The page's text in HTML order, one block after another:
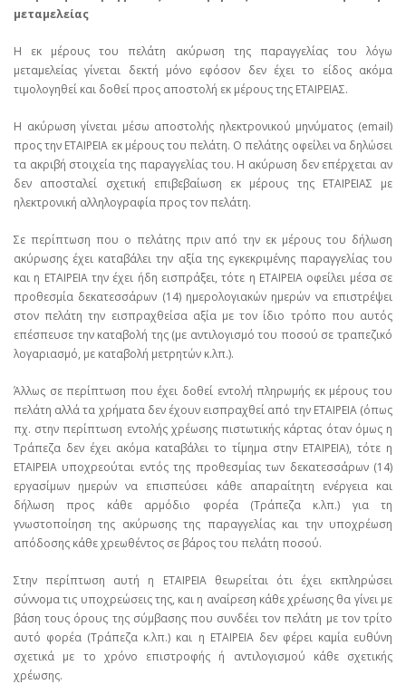
μεταμελείας
Η εκ μέρους του πελάτη ακύρωση της παραγγελίας του λόγω
μεταμελείας γίνεται δεκτή μόνο εφόσον δεν έχει το είδος ακόμα
τιμολογηθεί και δοθεί προς αποστολή εκ μέρους της ΕΤΑΙΡΕΙΑΣ.
Η ακύρωση γίνεται μέσω αποστολής ηλεκτρονικού μηνύματος (email)
προς την ΕΤΑΙΡΕΙΑ εκ μέρους του πελάτη. Ο πελάτης οφείλει να δηλώσει
τα ακριβή στοιχεία της παραγγελίας του. Η ακύρωση δεν επέρχεται αν
δεν αποσταλεί σχετική επιβεβαίωση εκ μέρους της ΕΤΑΙΡΕΙΑΣ με
ηλεκτρονική αλληλογραφία προς τον πελάτη.
Σε περίπτωση που ο πελάτης πριν από την εκ μέρους του δήλωση
ακύρωσης έχει καταβάλει την αξία της εγκεκριμένης παραγγελίας του
και η ΕΤΑΙΡΕΙΑ την έχει ήδη εισπράξει, τότε η ΕΤΑΙΡΕΙΑ οφείλει μέσα σε
προθεσμία δεκατεσσάρων (14) ημερολογιακών ημερών να επιστρέψει
στον πελάτη την εισπραχθείσα αξία με τον ίδιο τρόπο που αυτός
επέσπευσε την καταβολή της (με αντιλογισμό του ποσού σε τραπεζικό
λογαριασμό, με καταβολή μετρητών κ.λπ.).
Άλλως σε περίπτωση που έχει δοθεί εντολή πληρωμής εκ μέρους του
πελάτη αλλά τα χρήματα δεν έχουν εισπραχθεί από την ΕΤΑΙΡΕΙΑ (όπως
πχ. στην περίπτωση εντολής χρέωσης πιστωτικής κάρτας όταν όμως η
Τράπεζα δεν έχει ακόμα καταβάλει το τίμημα στην ΕΤΑΙΡΕΙΑ), τότε η
ΕΤΑΙΡΕΙΑ υποχρεούται εντός της προθεσμίας των δεκατεσσάρων (14)
εργασίμων ημερών να επισπεύσει κάθε απαραίτητη ενέργεια και
δήλωση προς κάθε αρμόδιο φορέα (Τράπεζα κ.λπ.) για τη
γνωστοποίηση της ακύρωσης της παραγγελίας και την υποχρέωση
απόδοσης κάθε χρεωθέντος σε βάρος του πελάτη ποσού.
Στην περίπτωση αυτή η ΕΤΑΙΡΕΙΑ θεωρείται ότι έχει εκπληρώσει
σύννομα τις υποχρεώσεις της, και η αναίρεση κάθε χρέωσης θα γίνει με
βάση τους όρους της σύμβασης που συνδέει τον πελάτη με τον τρίτο
αυτό φορέα (Τράπεζα κ.λπ.) και η ΕΤΑΙΡΕΙΑ δεν φέρει καμία ευθύνη
σχετικά με το χρόνο επιστροφής ή αντιλογισμού κάθε σχετικής
χρέωσης.